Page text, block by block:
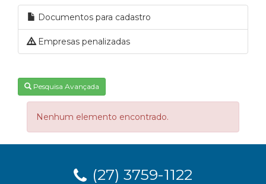
Documentos para cadastro
Empresas penalizadas
Pesquisa Avançada
Nenhum elemento encontrado.
(27) 3759-1122